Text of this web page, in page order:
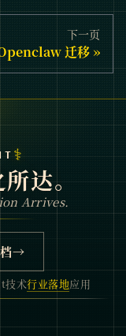
下一页
迁移
⚕
达。
Arrives.
→
技术行业落地应用